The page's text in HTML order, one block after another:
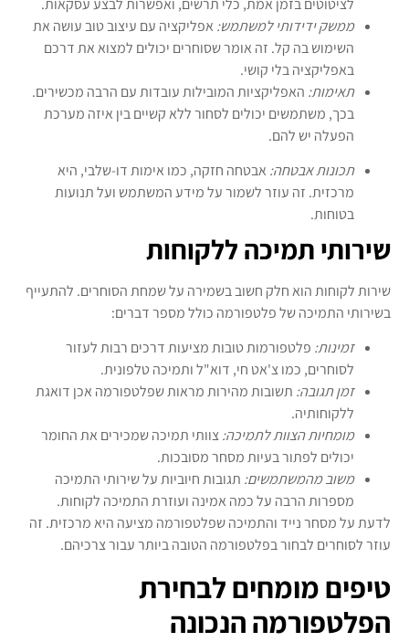
ממשק ידידותי למשתמש: אפליקציה עם עיצוב טוב עושה את
השימוש בה קל. זה אומר שסוחרים יכולים למצוא את דרכם
באפליקציה בלי קושי.
תאימות: האפליקציות המובילות עובדות עם הרבה מכשירים.
בכך, משתמשים יכולים לסחור ללא קשיים בין איזה מערכת
הפעלה יש להם.
תכונות אבטחה: אבטחה חזקה, כמו אימות דו-שלבי, היא
מרכזית. זה עוזר לשמור על מידע המשתמש ועל תנועות
בטוחות.
שירותי תמיכה ללקוחות
שירות לקוחות הוא חלק חשוב בשמירה על שמחת הסוחרים. להתעייף
בשירותי התמיכה של פלטפורמה כולל מספר דברים:
זמינות: פלטפורמות טובות מציעות דרכים רבות לעזור
לסוחרים, כמו צ'אט חי, דוא"ל ותמיכה טלפונית.
זמן תגובה: תשובות מהירות מראות שפלטפורמה אכן דואגת
ללקוחותיה.
מומחיות הצוות לתמיכה:צוותי תמיכה שמכירים את החומר
יכולים לפתור בעיות מסחר מסובכות.
משוב מהמשתמשים: תגובות חיוביות על שירותי התמיכה
מספרות הרבה על כמה אמינה ועוזרת התמיכה לקוחות.
לדעת על מסחר נייד והתמיכה שפלטפורמה מציעה היא מרכזית. זה
עוזר לסוחרים לבחור בפלטפורמה הטובה ביותר עבור צרכיהם.
טיפים מומחים לבחירת
הפלטפורמה הנכונה